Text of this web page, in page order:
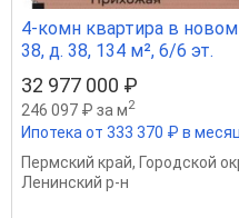
4-комн квартира в
38, д. 38, 134 м², 6/6 эт.
32 977 000 ₽
246 097 ₽ за м2
Ипотека от 333 370 ₽ в
Пермский край, Городской
Ленинский р-н